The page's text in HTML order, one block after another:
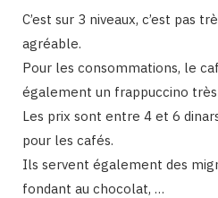
C’est sur 3 niveaux, c’est pas
agréable.
Pour les consommations, le
également un frappuccino
Les prix sont entre 4 et 6
pour les cafés.
Ils servent également des
fondant au chocolat, …